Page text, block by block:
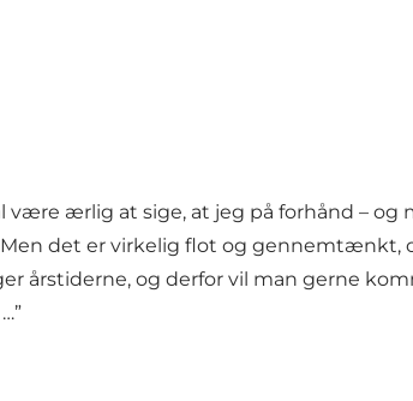
være ærlig at sige, at jeg på forhånd –
det er virkelig flot og gennemtænkt,
årstiderne, og derfor vil man gerne